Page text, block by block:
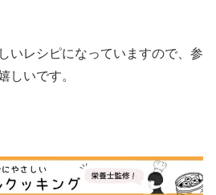
いレシピになっていますので、参
しいです。